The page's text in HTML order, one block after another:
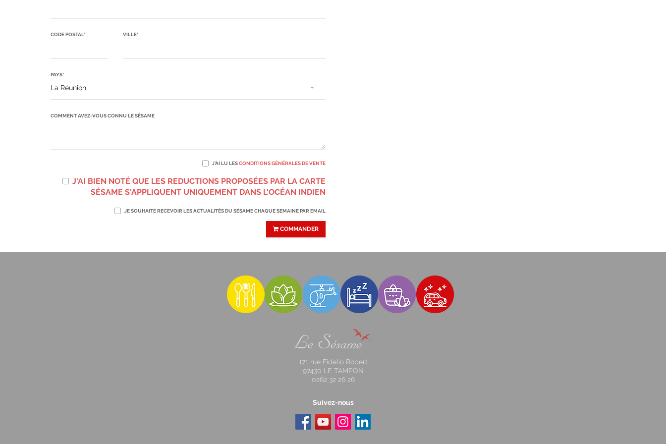
CODE POSTAL* VILLE*
PAYS*
COMMENT AVEZ-VOUS CONNU LE SÉSAME
J'AI LU LESCONDITIONS GÉNÉRALES DE VENTE
J'AI BIEN NOTÉ QUE LES REDUCTIONS PROPOSÉES PAR LA CARTE
SÉSAME S'APPLIQUENT UNIQUEMENT DANS L'OCÉAN INDIEN
JE SOUHAITE RECEVOIR LES ACTUALITÉS DU SÉSAME CHAQUE SEMAINE PAR EMAIL
COMMANDER
171 rue Fidelio Robert
97430 LE TAMPON
0262 32 26 26
Suivez-nous